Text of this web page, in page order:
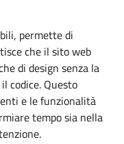
permette di
che il sito web
di design senza la
codice. Questo
e le funzionalità
tempo sia nella